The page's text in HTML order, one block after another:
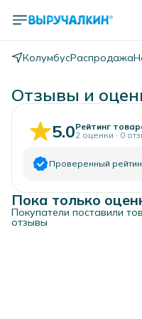
КолумбусРаспродажа
Отзывы и
5.0Рейтинг
2 оценки · 0
Проверенный
5 звёзд
4 звезды
Пока только
Покупатели поставили
отзывы